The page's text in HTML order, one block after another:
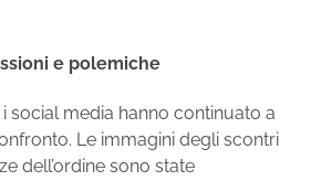
e polemiche
social media hanno continuato a
Le immagini degli scontri
dell’ordine sono state